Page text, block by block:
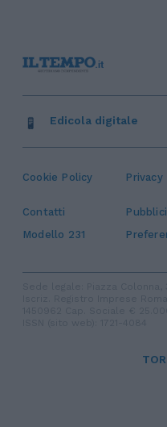
Cookie Policy Privacy
Contatti
Modello 231
Edicola digitale